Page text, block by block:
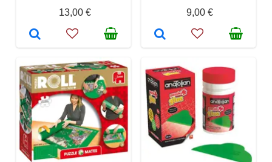
13,00 €
9,00 €